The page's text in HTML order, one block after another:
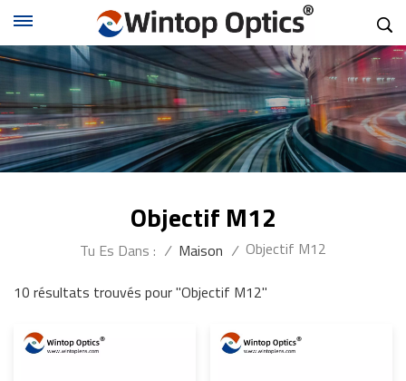
Objectif M12
Tu Es Dans : / Maison / Objectif M12
10 résultats trouvés pour "Objectif M12"